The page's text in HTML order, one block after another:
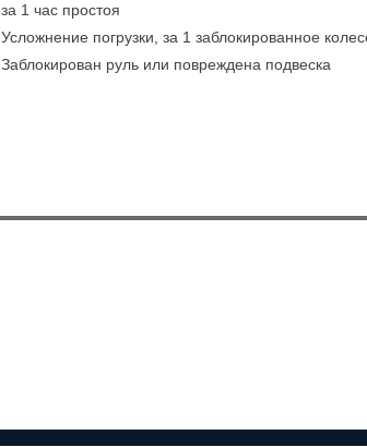
за 1 час простоя
Усложнение погрузки, за 1 заблокированное
Заблокирован руль или повреждена подвеска